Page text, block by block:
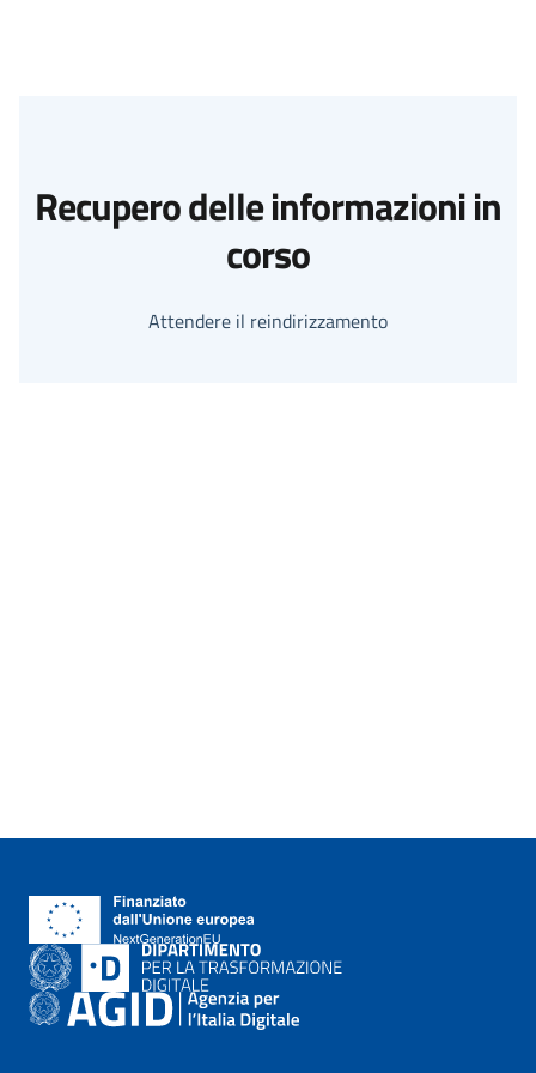
Recupero delle informazioni in
corso
Attendere il reindirizzamento